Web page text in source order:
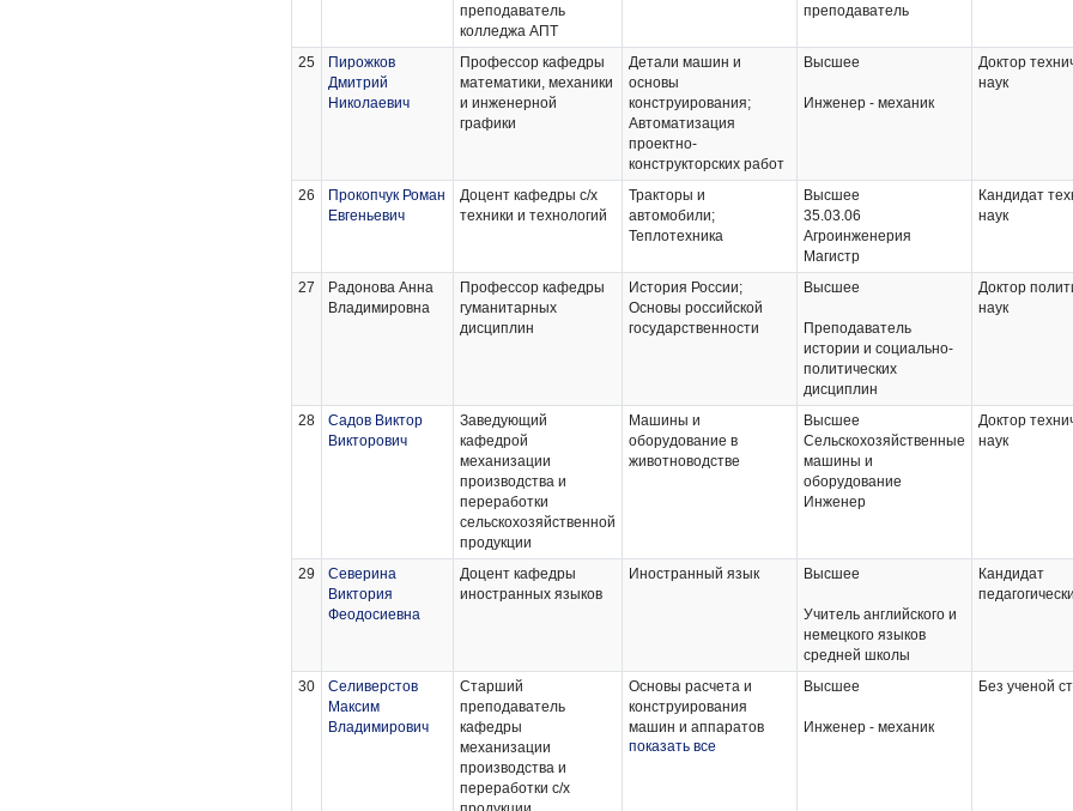
преподаватель
колледжа АПТ
преподаватель
25
Пирожков
Дмитрий
Николаевич
Профессор кафедры
математики, механики
и инженерной
графики
Детали машин и
основы
конструирования;
Автоматизация
проектно-
конструкторских работ
Высшее
Инженер - механик
Доктор
наук
26
Прокопчук Роман
Евгеньевич
Доцент кафедры с/х
техники и технологий
Тракторы и
автомобили;
Теплотехника
Высшее
35.03.06
Агроинженерия
Магистр
Кандидат
наук
27
Радонова Анна
Владимировна
Профессор кафедры
гуманитарных
дисциплин
История России;
Основы российской
государственности
Высшее
Преподаватель
истории и социально-
политических
дисциплин
Доктор
наук
28
Садов Виктор
Викторович
Заведующий
кафедрой
механизации
производства и
переработки
сельскохозяйственной
продукции
Машины и
оборудование в
животноводстве
Высшее
Сельскохозяйственные
машины и
оборудование
Инженер
Доктор
наук
29
Северина
Виктория
Феодосиевна
Доцент кафедры
иностранных языков
Иностранный язык Высшее
Учитель английского и
немецкого языков
средней школы
Кандидат
30
Селиверстов
Максим
Владимирович
Старший
преподаватель
кафедры
механизации
производства и
переработки с/х
Основы расчета и
конструирования
машин и аппаратов
перерабатывающих
показать все
Высшее
Инженер - механик
Без ученой